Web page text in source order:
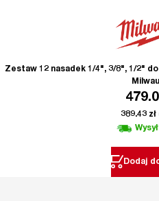
Zestaw 12 nasadek 1/4", 3/8", 1/2"
389.43 zł
Dodaj